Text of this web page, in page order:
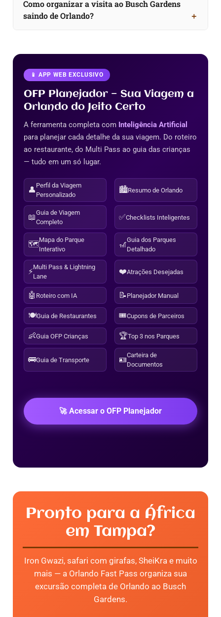
Como organizar a visita ao Busch Gardens
saindo de Orlando?
📱 APP WEB EXCLUSIVO
OFP Planejador — Sua Viagem a
Orlando do Jeito Certo
A ferramenta completa com Inteligência Artificial
para planejar cada detalhe da sua viagem. Do roteiro
ao restaurante, do Multi Pass ao guia das crianças
— tudo em um só lugar.
👤 Perfil da Viagem
Personalizado
🏙️Resumo de Orlando
📖Guia de Viagem
Completo
✅Checklists Inteligentes
🗺️Mapa do Parque
Interativo
🎢Guia dos Parques
Detalhado
⚡Multi Pass & Lightning
Lane
❤️Atrações Desejadas
🤖 Roteiro com IA 📝 Planejador Manual
🍽️Guia de Restaurantes 🎟️Cupons de Parceiros
👶Guia OFP Crianças 🏆Top 3 nos Parques
🚌Guia de Transporte 🪪Carteira de
Documentos
🚀 Acessar o OFP Planejador
Pronto para a África
em Tampa?
Iron Gwazi, safari com girafas, SheiKra e muito
mais — a Orlando Fast Pass organiza sua
excursão completa de Orlando ao Busch
Gardens.